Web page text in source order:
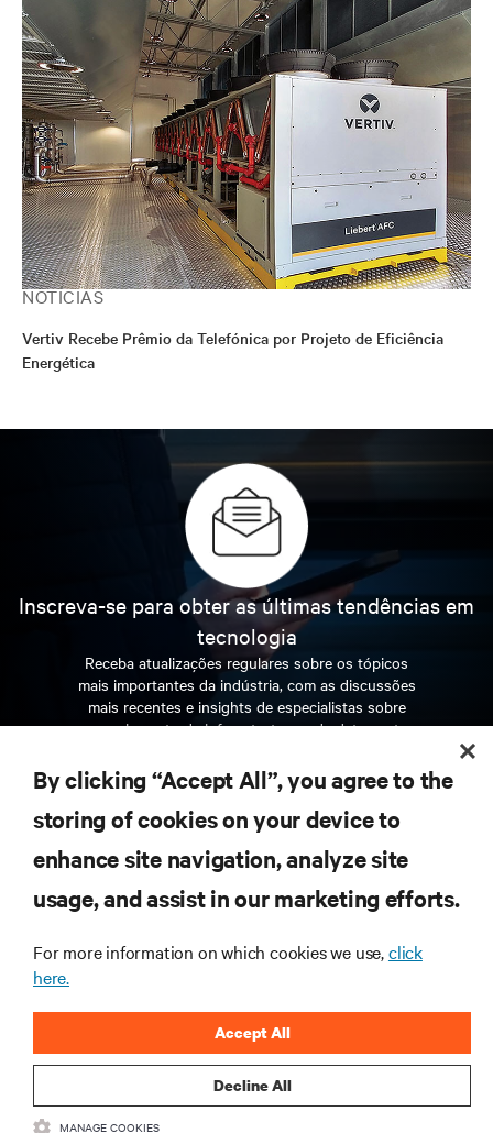
NOTÍCIAS
Vertiv Recebe Prêmio da Telefónica por Projeto de Eficiência
Energética
Inscreva-se para obter as últimas tendências em
tecnologia
Receba atualizações regulares sobre os tópicos
mais importantes da indústria, com as discussões
mais recentes e insights de especialistas sobre
gerenciamento de infraestrutura e de data center.
INSCREVA-SE AGORA
RECURSOS
CORPORATIVO
CONECTE-SE CONOSCO
By clicking “Accept All”, you agree to the
storing of cookies on your device to
enhance site navigation, analyze site
usage, and assist in our marketing efforts.
For more information on which cookies we use,click
here.
Decline All
Accept All
MANAGE COOKIES